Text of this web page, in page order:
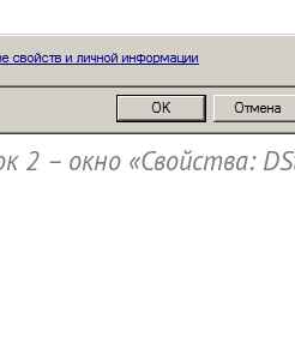
2 – окно «Свойства: